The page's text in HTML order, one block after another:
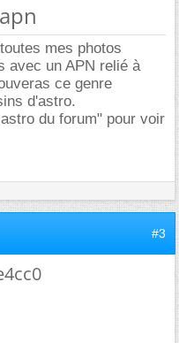
mes photos
avec un APN relié à
ce genre
d'astro.
du forum" pour voir
#3